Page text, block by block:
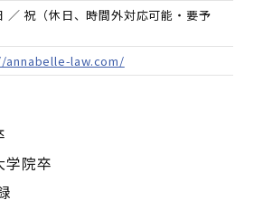
／ 祝（休日、時間外対応可能・要予
law.com/
学院卒